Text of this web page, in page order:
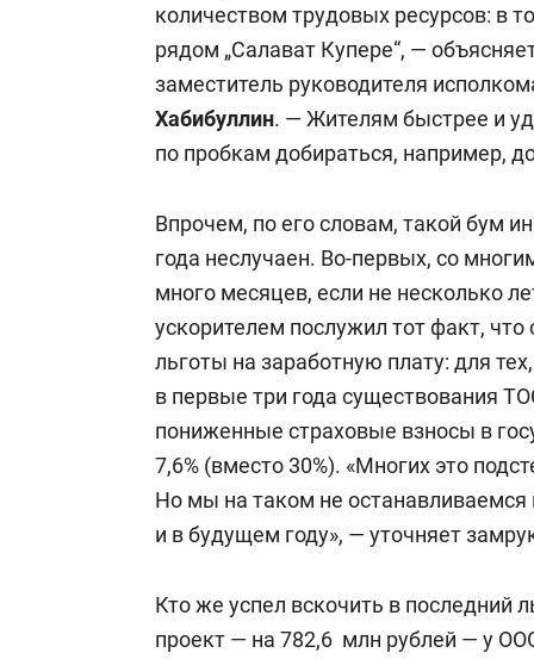
количеством трудовых ресурсов: в
рядом „Салават Купере“, —
заместитель руководителя
Хабибуллин. — Жителям быстрее и
по пробкам добираться, например,
Впрочем, по его словам, такой бум
года неслучаен. Во-первых, со
много месяцев, если не несколько
ускорителем послужил тот факт,
льготы на заработную плату: для
в первые три года существования
пониженные страховые взносы в
7,6% (вместо 30%). «Многих это
Но мы на таком не
и в будущем году», — уточняет
Кто же успел вскочить в последний
проект — на 782,6 млн рублей — у